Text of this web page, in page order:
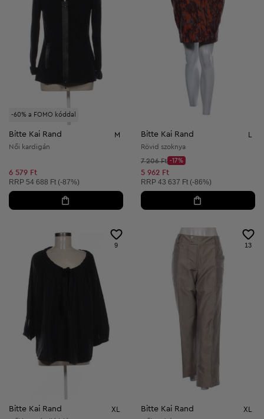
-60% a FOMO kóddal
Bitte Kai Rand M
Női kardigán
6 579 Ft
Ajánlott ár:
RRP 54 688 Ft (-87%)
Bitte Kai Rand L
Rövid szoknya
Kezdő ár:
7 206 Ft
Discount Price:
-17%
Csökkentett ár:
5 962 Ft
Ajánlott ár:
RRP 43 637 Ft (-86%)
9
Bitte Kai Rand XL
13
Bitte Kai Rand XL